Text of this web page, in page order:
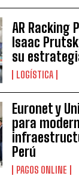
AR Racking
Isaac
su
LOGÍSTICA
Euronet y
para
Perú
PAGOS ONLINE